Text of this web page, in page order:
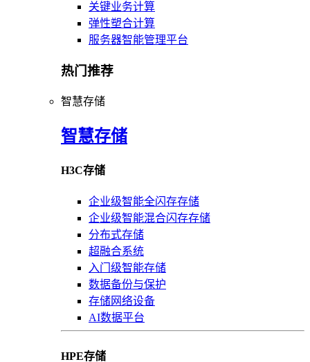
关键业务计算
弹性塑合计算
服务器智能管理平台
热门推荐
智慧存储
智慧存储
H3C存储
企业级智能全闪存存储
企业级智能混合闪存存储
分布式存储
超融合系统
入门级智能存储
数据备份与保护
存储网络设备
AI数据平台
HPE存储